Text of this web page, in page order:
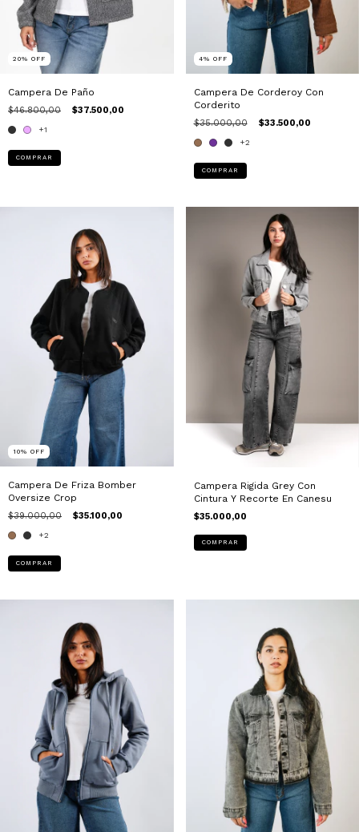
20% OFF
Campera De Paño
$46.800,00 $37.500,00
+1
COMPRAR
4% OFF
Campera De Corderoy Con
Corderito
$35.000,00 $33.500,00
+2
COMPRAR
10% OFF
Campera De Friza Bomber
Oversize Crop
$39.000,00 $35.100,00
+2
COMPRAR
Campera Rigida Grey Con
Cintura Y Recorte En Canesu
$35.000,00
COMPRAR